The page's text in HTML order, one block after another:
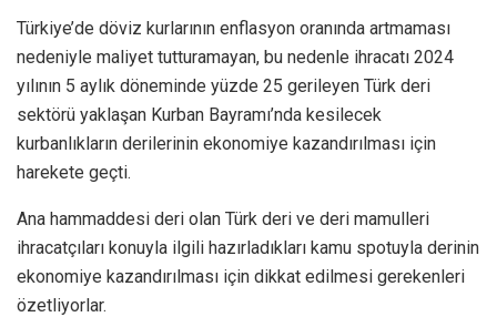
Türkiye’de döviz kurlarının enflasyon oranında artmaması
nedeniyle maliyet tutturamayan, bu nedenle ihracatı 2024
yılının 5 aylık döneminde yüzde 25 gerileyen Türk deri
sektörü yaklaşan Kurban Bayramı’nda kesilecek
kurbanlıkların derilerinin ekonomiye kazandırılması için
harekete geçti.
Ana hammaddesi deri olan Türk deri ve deri mamulleri
ihracatçıları konuyla ilgili hazırladıkları kamu spotuyla derinin
ekonomiye kazandırılması için dikkat edilmesi gerekenleri
özetliyorlar.